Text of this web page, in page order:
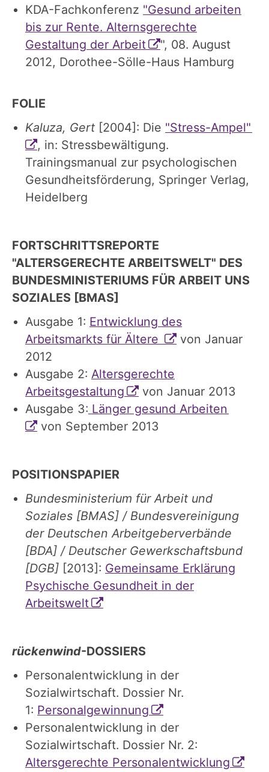
KDA-Fachkonferenz "Gesund arbeiten
bis zur Rente. Alternsgerechte
Gestaltung der Arbeit
", 08. August
2012, Dorothee-Sölle-Haus Hamburg
FOLIE
Kaluza, Gert [2004]: Die "Stress-Ampel"
, in: Stressbewältigung.
Trainingsmanual zur psychologischen
Gesundheitsförderung, Springer Verlag,
Heidelberg
FORTSCHRITTSREPORTE
"ALTERSGERECHTE ARBEITSWELT" DES
BUNDESMINISTERIUMS FÜR ARBEIT UNS
SOZIALES [BMAS]
Ausgabe 1: Entwicklung des
Arbeitsmarkts für Ältere
von Januar
2012
Ausgabe 2: Altersgerechte
Arbeitsgestaltung
von Januar 2013
Ausgabe 3: Länger gesund Arbeiten
von September 2013
POSITIONSPAPIER
Bundesministerium für Arbeit und
Soziales [BMAS] / Bundesvereinigung
der Deutschen Arbeitgeberverbände
[BDA] / Deutscher Gewerkschaftsbund
[DGB] [2013]: Gemeinsame Erklärung
Psychische Gesundheit in der
Arbeitswelt
rückenwind-DOSSIERS
Personalentwicklung in der
Sozialwirtschaft. Dossier Nr.
1: Personalgewinnung
Personalentwicklung in der
Sozialwirtschaft. Dossier Nr. 2:
Altersgerechte Personalentwicklung